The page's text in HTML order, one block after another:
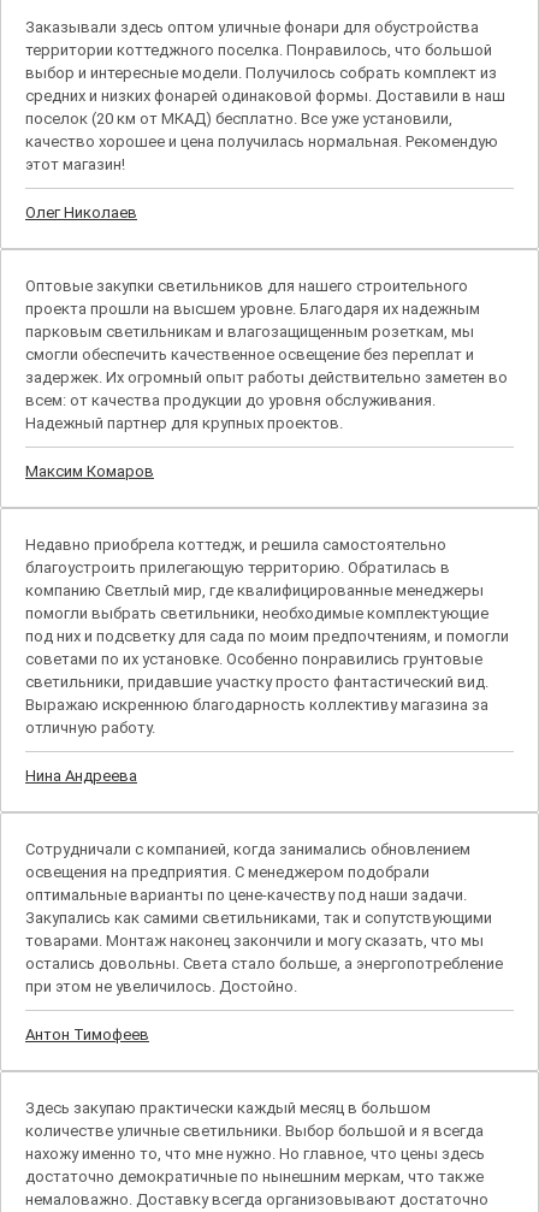
Заказывали здесь оптом уличные фонари для обустройства
территории коттеджного поселка. Понравилось, что большой
выбор и интересные модели. Получилось собрать комплект из
средних и низких фонарей одинаковой формы. Доставили в наш
поселок (20 км от МКАД) бесплатно. Все уже установили,
качество хорошее и цена получилась нормальная. Рекомендую
этот магазин!
Олег Николаев
Оптовые закупки светильников для нашего строительного
проекта прошли на высшем уровне. Благодаря их надежным
парковым светильникам и влагозащищенным розеткам, мы
смогли обеспечить качественное освещение без переплат и
задержек. Их огромный опыт работы действительно заметен во
всем: от качества продукции до уровня обслуживания.
Надежный партнер для крупных проектов.
Максим Комаров
Недавно приобрела коттедж, и решила самостоятельно
благоустроить прилегающую территорию. Обратилась в
компанию Светлый мир, где квалифицированные менеджеры
помогли выбрать светильники, необходимые комплектующие
под них и подсветку для сада по моим предпочтениям, и помогли
советами по их установке. Особенно понравились грунтовые
светильники, придавшие участку просто фантастический вид.
Выражаю искреннюю благодарность коллективу магазина за
отличную работу.
Нина Андреева
Сотрудничали с компанией, когда занимались обновлением
освещения на предприятия. С менеджером подобрали
оптимальные варианты по цене-качеству под наши задачи.
Закупались как самими светильниками, так и сопутствующими
товарами. Монтаж наконец закончили и могу сказать, что мы
остались довольны. Света стало больше, а энергопотребление
при этом не увеличилось. Достойно.
Антон Тимофеев
Здесь закупаю практически каждый месяц в большом
количестве уличные светильники. Выбор большой и я всегда
нахожу именно то, что мне нужно. Но главное, что цены здесь
достаточно демократичные по нынешним меркам, что также
немаловажно. Доставку всегда организовывают достаточно